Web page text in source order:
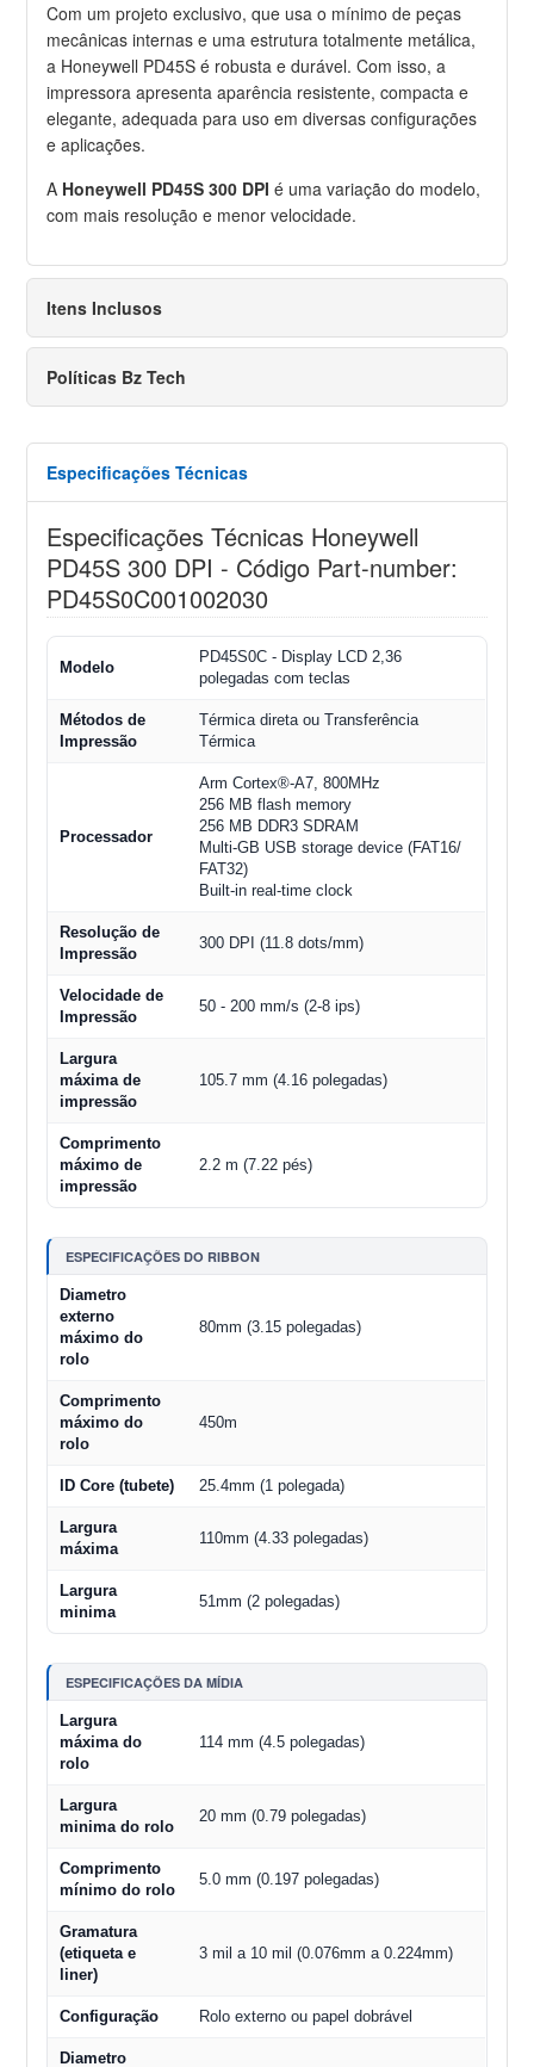
Com um projeto exclusivo, que usa o mínimo de peças
mecânicas internas e uma estrutura totalmente metálica,
a Honeywell PD45S é robusta e durável. Com isso, a
impressora apresenta aparência resistente, compacta e
elegante, adequada para uso em diversas configurações
e aplicações.
A Honeywell PD45S 300 DPI é uma variação do modelo,
com mais resolução e menor velocidade.
Itens Inclusos
Políticas Bz Tech
Especificações Técnicas
Especificações Técnicas Honeywell
PD45S 300 DPI - Código Part-number:
PD45S0C001002030
Modelo
PD45S0C - Display LCD 2,36
polegadas com teclas
Métodos de
Impressão
Térmica direta ou Transferência
Térmica
Processador
Arm Cortex®-A7, 800MHz
256 MB flash memory
256 MB DDR3 SDRAM
Multi-GB USB storage device (FAT16/
FAT32)
Built-in real-time clock
Resolução de
Impressão
300 DPI (11.8 dots/mm)
Velocidade de
Impressão
50 - 200 mm/s (2-8 ips)
Largura
máxima de
impressão
105.7 mm (4.16 polegadas)
Comprimento
máximo de
impressão
2.2 m (7.22 pés)
ESPECIFICAÇÕES DO RIBBON
Diametro
externo
máximo do
rolo
80mm (3.15 polegadas)
Comprimento
máximo do
rolo
450m
ID Core (tubete) 25.4mm (1 polegada)
Largura
máxima
110mm (4.33 polegadas)
Largura
minima
51mm (2 polegadas)
ESPECIFICAÇÕES DA MÍDIA
Largura
máxima do
rolo
114 mm (4.5 polegadas)
Largura
minima do rolo
20 mm (0.79 polegadas)
Comprimento
mínimo do rolo
5.0 mm (0.197 polegadas)
Gramatura
(etiqueta e
liner)
3 mil a 10 mil (0.076mm a 0.224mm)
Configuração Rolo externo ou papel dobrável
Diametro